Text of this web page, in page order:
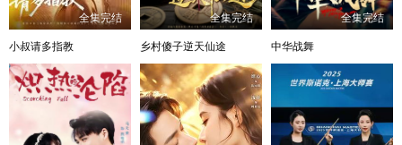
全集完结
小叔请多指教
全集完结
乡村傻子逆天仙途
全集完结
中华战舞